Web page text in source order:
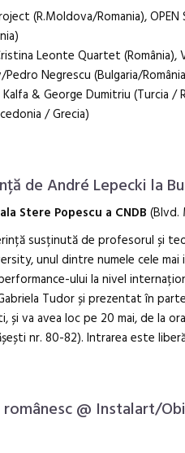
(R.Moldova/Romania), OPEN
Leonte Quartet (România),
Negrescu (Bulgaria/
Kalfa & George Dumitriu (Turcia
/ Grecia)
de André Lepecki la
Stere Popescu a CNDB (Blvd.
susținută de profesorul și
unul dintre numele cele
ului la nivel
Tudor și prezentat în
și va avea loc pe 20 mai, de la
nr. 80-82). Intrarea este
@ Instalart/